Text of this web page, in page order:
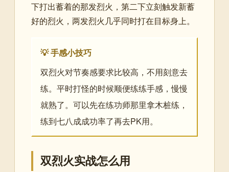
下打出蓄着的那发烈火，第二下立刻触发新蓄
好的烈火，两发烈火几乎同时打在目标身上。
💡 手感小技巧
双烈火对节奏感要求比较高，不用刻意去
练。平时打怪的时候顺便练练手感，慢慢
就熟了。可以先在练功师那里拿木桩练，
练到七八成成功率了再去PK用。
双烈火实战怎么用